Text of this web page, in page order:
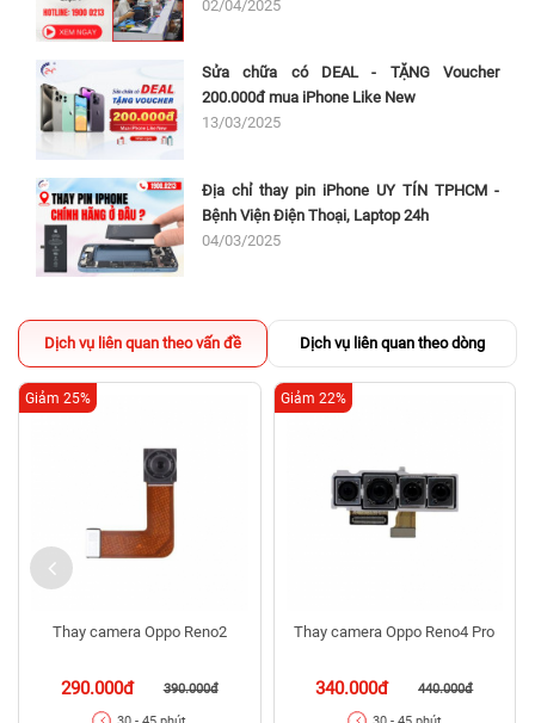
02/04/2025
Sửa chữa có DEAL - TẶNG Voucher
200.000đ mua iPhone Like New
13/03/2025
Địa chỉ thay pin iPhone UY TÍN TPHCM -
Bệnh Viện Điện Thoại, Laptop 24h
04/03/2025
Dịch vụ liên quan theo vấn đề Dịch vụ liên quan theo dòng
Thay camera Oppo Reno2
290.000đ 390.000đ
Giảm 25%
Thay camera Oppo Reno4 Pro
340.000đ 440.000đ
Giảm 22%